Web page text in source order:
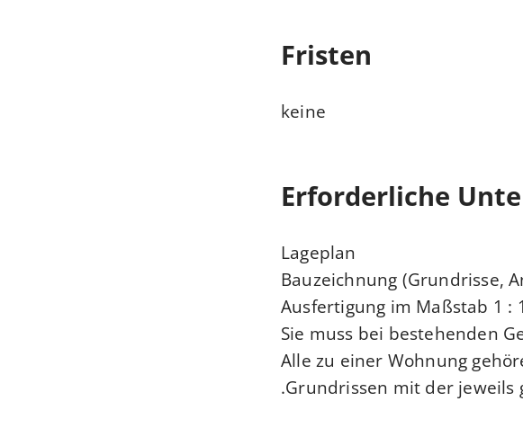
Fristen
keine
Erforderliche
Lageplan
Bauzeichnung (Grundrisse,
Ausfertigung im Maßstab 1 :
Sie muss bei bestehenden
Alle zu einer Wohnung
Grundrissen mit der jeweils